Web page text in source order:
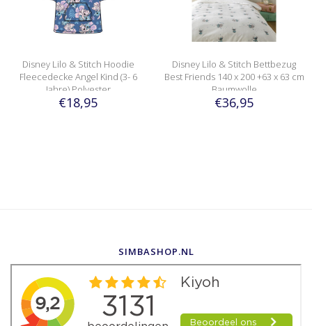
Disney Lilo & Stitch Hoodie
Fleecedecke Angel Kind (3- 6
Jahre) Polyester
€18,95
Disney Lilo & Stitch Bettbezug
Best Friends 140 x 200 +63 x 63 cm
Baumwolle
€36,95
SIMBASHOP.NL